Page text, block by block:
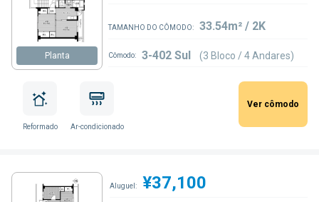
Planta
TAMANHO DO CÔMODO: 33.54m² / 2K
Cômodo: 3-402 Sul (3 Bloco / 4 Andares)
Reformado Ar-condicionado
Ver cômodo
Aluguel: ¥37,100